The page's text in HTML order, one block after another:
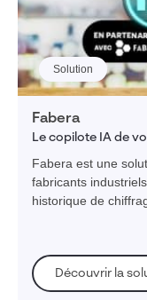
Solution
Fabera
Le copilote IA de
Fabera est une
fabricants
historique de
Découvrir la